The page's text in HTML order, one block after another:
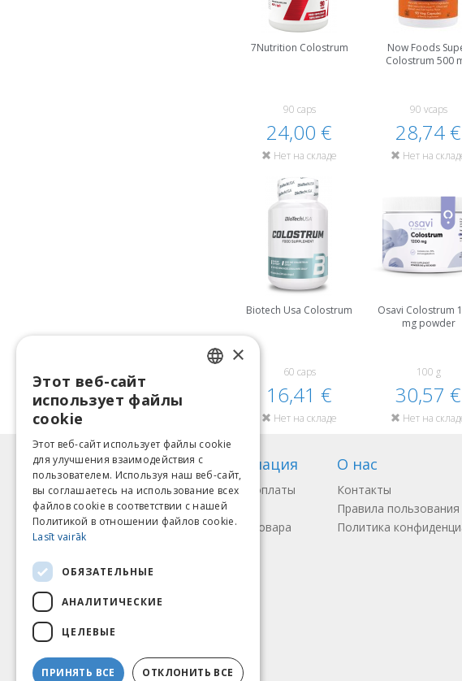
7Nutrition Colostrum
90 caps
24,00 €
Нет на складе
Now Foods
Colostrum 500
90 vcaps
28,74 €
Нет на
Biotech Usa Colostrum
60 caps
16,41 €
Нет на складе
Osavi Colostrum
mg powder
100 g
30,57 €
Нет на
Информация
Способы оплаты
Доставка
Возврат товара
О нас
Контакты
Правила пользования
Политика
Мы принимаем
LITHUANIAN
ESTONIAN
RUSSIAN
×
Этот веб-сайт
использует файлы
cookie
Этот веб-сайт использует файлы cookie
для улучшения взаимодействия с
пользователем. Используя наш веб-сайт,
вы соглашаетесь на использование всех
файлов cookie в соответствии с нашей
Политикой в ​​отношении файлов cookie.
Lasīt vairāk
ОБЯЗАТЕЛЬНЫЕ
АНАЛИТИЧЕСКИЕ
ЦЕЛЕВЫЕ
ПРИНЯТЬ ВСЕ ОТКЛОНИТЬ ВСЕ